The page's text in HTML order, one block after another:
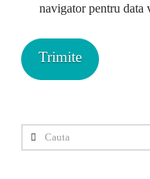
navigator pentru data
Cauta